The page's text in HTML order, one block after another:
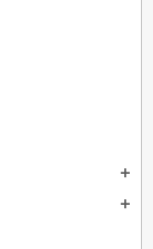
add
add